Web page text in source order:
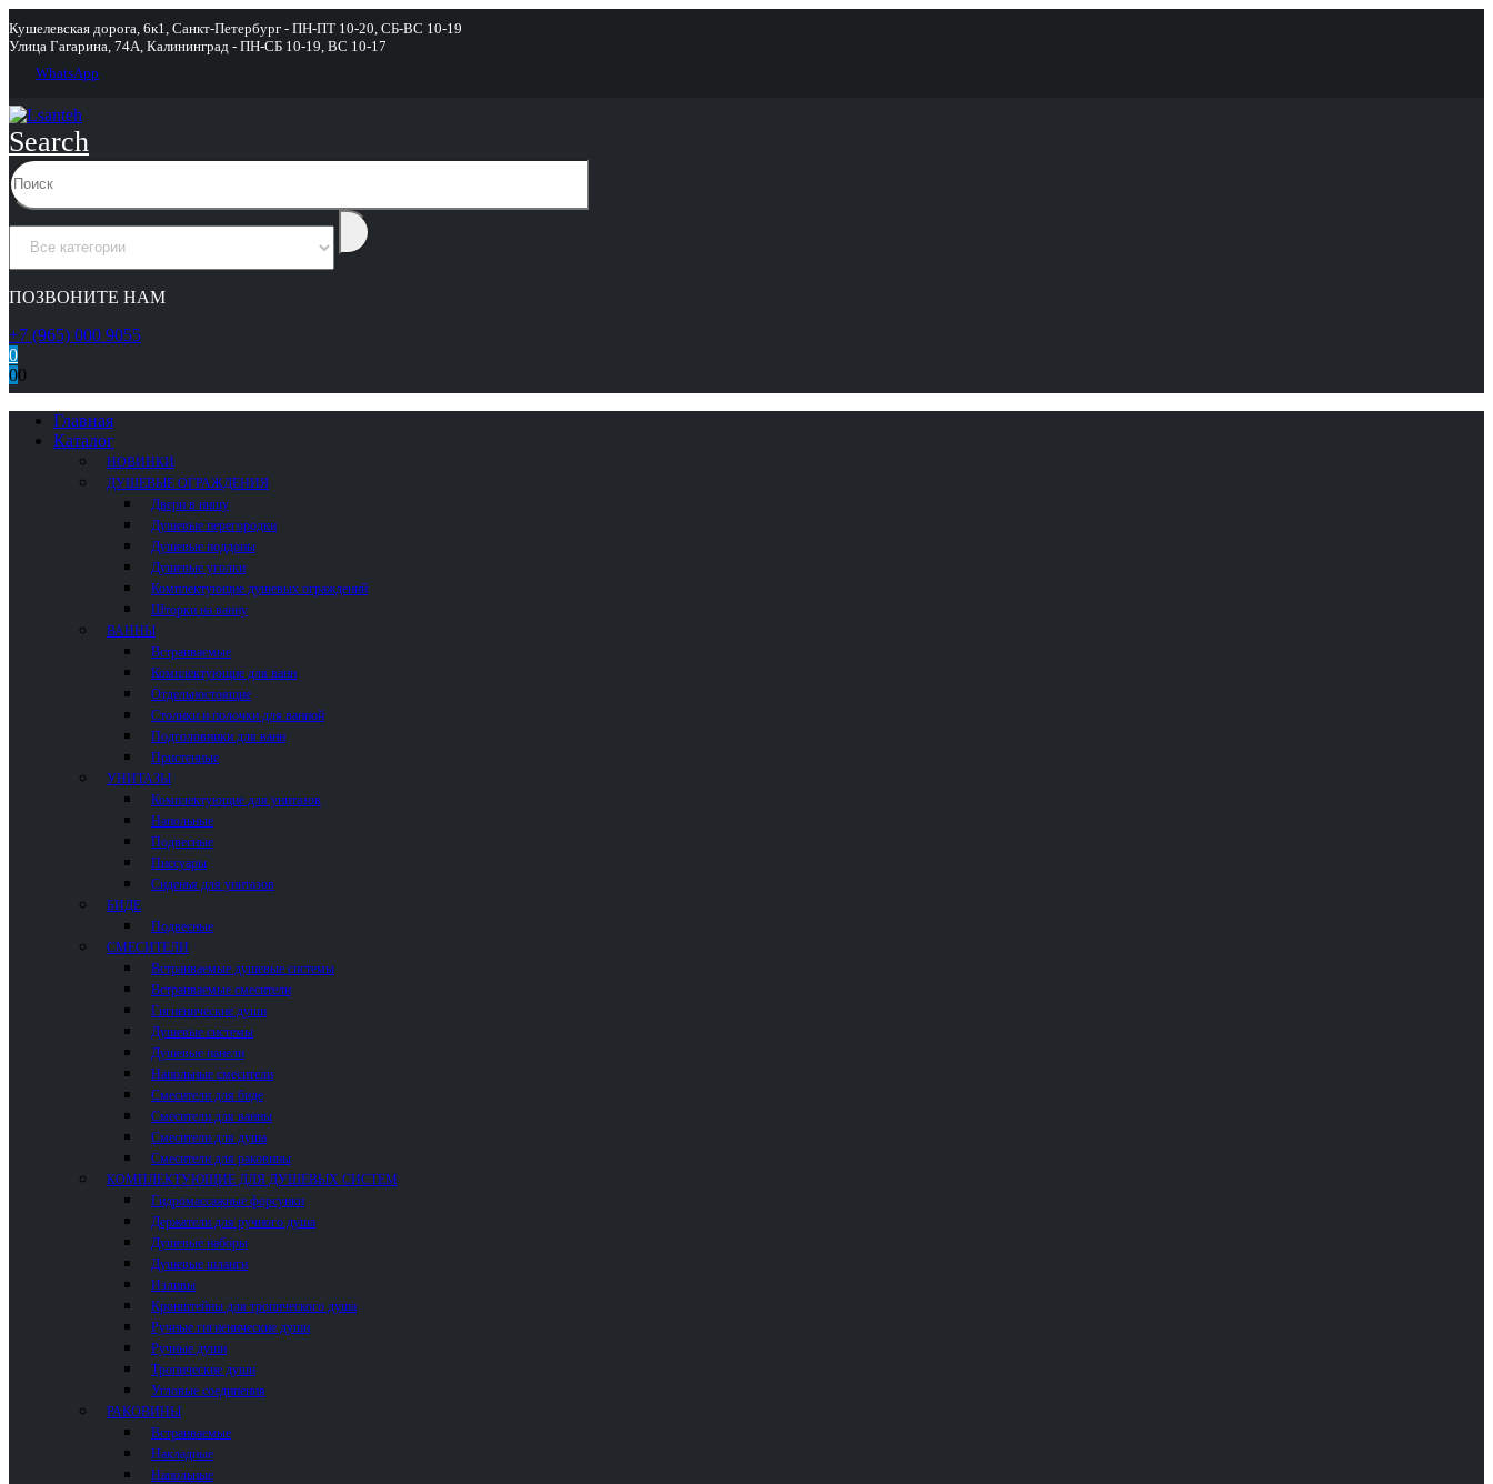
Кушелевская дорога, 6к1, Санкт-Петербург - ПН-ПТ 10-20, СБ-ВС 10-19
Улица Гагарина, 74А, Калининград - ПН-СБ 10-19, ВС 10-17
WhatsApp
Search
ПОЗВОНИТЕ НАМ
+7 (965) 000 9055
0
00
Главная
Каталог
НОВИНКИ
ДУШЕВЫЕ ОГРАЖДЕНИЯ
Двери в нишу
Душевые перегородки
Душевые поддоны
Душевые уголки
Комплектующие душевых ограждений
Шторки на ванну
ВАННЫ
Встраиваемые
Комплектующие для ванн
Отдельностоящие
Столики и полочки для ванной
Подголовники для ванн
Пристенные
УНИТАЗЫ
Комплектующие для унитазов
Напольные
Подвесные
Писсуары
Сиденья для унитазов
БИДЕ
Подвесные
СМЕСИТЕЛИ
Встраиваемые душевые системы
Встраиваемые смесители
Гигиенические души
Душевые системы
Душевые панели
Напольные смесители
Смесители для биде
Смесители для ванны
Смесители для душа
Смесители для раковины
КОМПЛЕКТУЮЩИЕ ДЛЯ ДУШЕВЫХ СИСТЕМ
Гидромассажные форсунки
Держатели для ручного душа
Душевые наборы
Душевые шланги
Изливы
Кронштейны для тропического душа
Ручные гигиенические души
Ручные души
Тропические души
Угловые соединения
РАКОВИНЫ
Встраиваемые
Накладные
Напольные